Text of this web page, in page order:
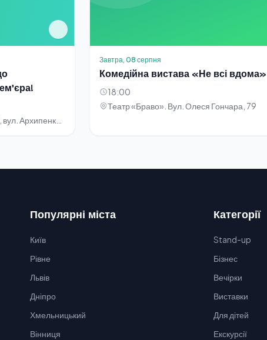
Завтра, 08 серпня
Комедійна вистава «Не всі вдома»
18:00
Театр «Браво». Вул. Олеся Гончара, 79
Популярні міста
Київ
Рівне
Львів
Дніпро
Хмельницький
Вінниця
Категорії
Stand-up
Бізнес
Вечірки
Виставки
Для дітей
Екскурсії